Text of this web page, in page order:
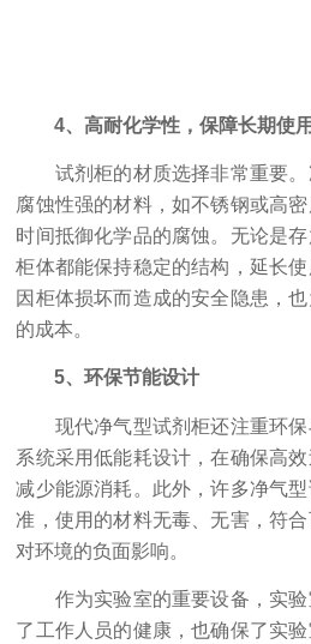
4、高耐化学性，保障长期使用
试剂柜的材质选择非常重要。
腐蚀性强的材料，如不锈钢或高
时间抵御化学品的腐蚀。无论是
柜体都能保持稳定的结构，延长
因柜体损坏而造成的安全隐患，
的成本。
5、环保节能设计
现代净气型试剂柜还注重环保
系统采用低能耗设计，在确保高
减少能源消耗。此外，许多净气
准，使用的材料无毒、无害，符
对环境的负面影响。
作为实验室的重要设备，实验
了工作人员的健康，也确保了实